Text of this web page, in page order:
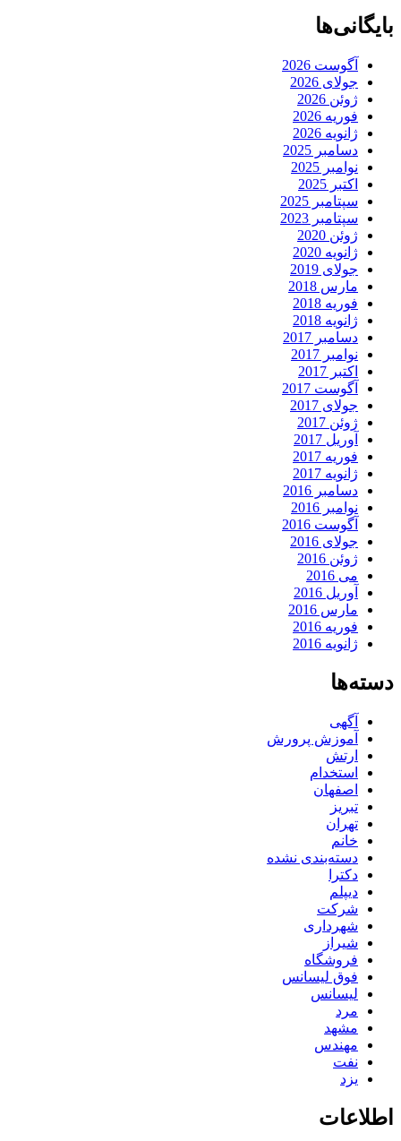
بایگانی‌ها
آگوست 2026
جولای 2026
ژوئن 2026
فوریه 2026
ژانویه 2026
دسامبر 2025
نوامبر 2025
اکتبر 2025
سپتامبر 2025
سپتامبر 2023
ژوئن 2020
ژانویه 2020
جولای 2019
مارس 2018
فوریه 2018
ژانویه 2018
دسامبر 2017
نوامبر 2017
اکتبر 2017
آگوست 2017
جولای 2017
ژوئن 2017
آوریل 2017
فوریه 2017
ژانویه 2017
دسامبر 2016
نوامبر 2016
آگوست 2016
جولای 2016
ژوئن 2016
می 2016
آوریل 2016
مارس 2016
فوریه 2016
ژانویه 2016
دسته‌ها
آگهی
آموزش پرورش
ارتش
استخدام
اصفهان
تبریز
تهران
خانم
دسته‌بندی نشده
دکترا
دیپلم
شرکت
شهرداری
شیراز
فروشگاه
فوق لیسانس
لیسانس
مرد
مشهد
مهندس
نفت
یزد
اطلاعات